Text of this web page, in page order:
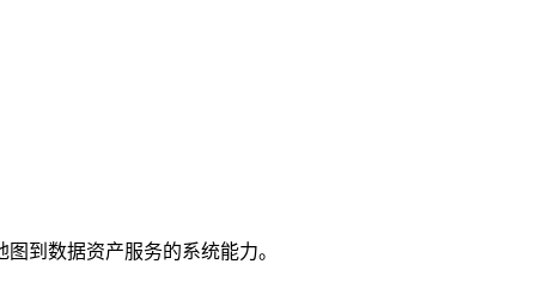
到数据资产服务的系统能力。